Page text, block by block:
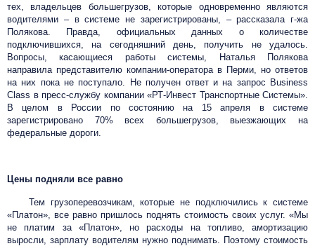
тех, владельцев большегрузов, которые одновременно являются
водителями – в системе не зарегистрированы, – рассказала г-жа
Полякова. Правда, официальных данных о количестве
подключившихся, на сегодняшний день, получить не удалось.
Вопросы, касающиеся работы системы, Наталья Полякова
направила представителю компании-оператора в Перми, но ответов
на них пока не поступало. Не получен ответ и на запрос Business
Class в пресс-службу компании «РТ-Инвест Транспортные Системы».
В целом в России по состоянию на 15 апреля в системе
зарегистрировано 70% всех большегрузов, выезжающих на
федеральные дороги.
Цены подняли все равно
Тем грузоперевозчикам, которые не подключились к системе
«Платон», все равно пришлось поднять стоимость своих услуг. «Мы
не платим за «Платон», но расходы на топливо, амортизацию
выросли, зарплату водителям нужно поднимать. Поэтому стоимость